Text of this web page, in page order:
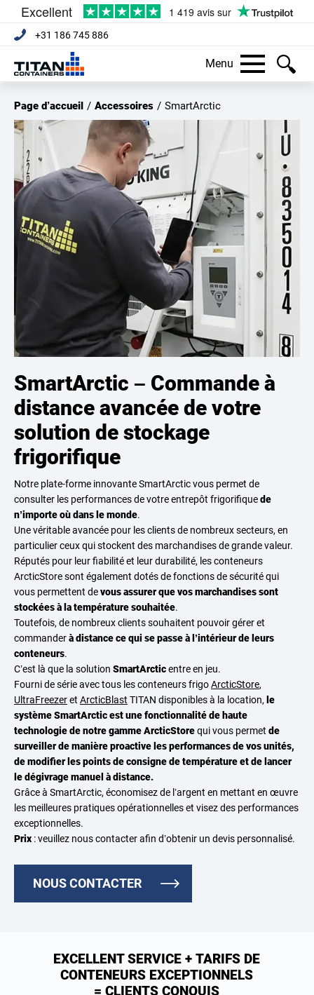
+31 186 745 886
Menu
Page d’accueil / Accessoires / SmartArctic
SmartArctic – Commande à
distance avancée de votre
solution de stockage
frigorifique
Notre plate-forme innovante SmartArctic vous permet de
consulter les performances de votre entrepôt frigorifiquede
n’importe où dans le monde.
Une véritable avancée pour les clients de nombreux secteurs, en
particulier ceux qui stockent des marchandises de grande valeur.
Réputés pour leur fiabilité et leur durabilité, les conteneurs
ArcticStore sont également dotés de fonctions de sécurité qui
vous permettent devous assurer que vos marchandises sont
stockées à la température souhaitée.
Toutefois, de nombreux clients souhaitent pouvoir gérer et
commanderà distance ce qui se passe à l’intérieur de leurs
conteneurs.
C’est là que la solution SmartArcticentre en jeu.
Fourni de série avec tous les conteneurs frigoArcticStore,
UltraFreezeret ArcticBlast TITAN disponibles à la location, le
système SmartArctic est une fonctionnalité de haute
technologie de notre gamme ArcticStorequi vous permet de
surveiller de manière proactive les performances de vos unités,
de modifier les points de consigne de température et de lancer
le dégivrage manuel à distance.
Grâce à SmartArctic, économisez de l’argent en mettant en œuvre
les meilleures pratiques opérationnelles et visez des performances
exceptionnelles.
Prix : veuillez nous contacter afin d’obtenir un devis personnalisé.
NOUS CONTACTER
EXCELLENT SERVICE + TARIFS DE
CONTENEURS EXCEPTIONNELS
= CLIENTS CONQUIS